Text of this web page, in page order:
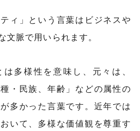
ィ」という言葉はビジネスや
文脈で用いられます。
多様性を意味し、元々は、
種・民族、年齢」などの属性の
多かった言葉です。近年では
いて、多様な価値観を尊重す